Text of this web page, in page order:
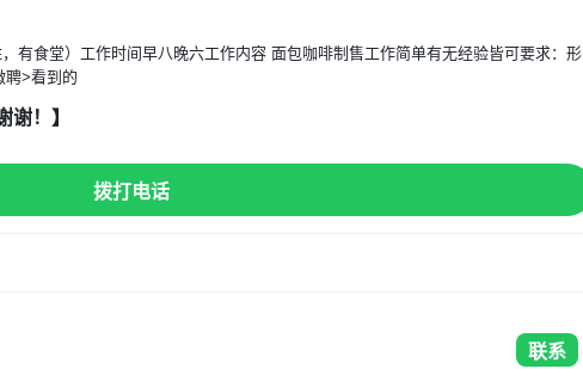
有食堂）工作时间早八晚六工作内容 面包咖啡制售工作简单有无经验皆可要求：形
聘>看到的
谢！】
拨打电话
联系